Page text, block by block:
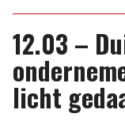
12.03 –
licht